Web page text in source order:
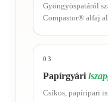
Gyöngyöspatáról
Compastor® alfaj
03
Papírgyári
Csíkos, papíripari